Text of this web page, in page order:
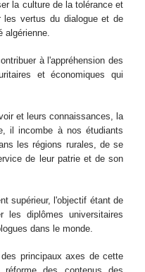
la culture de la tolérance et
les vertus du dialogue et de
algérienne.
à l'appréhension des
et économiques qui
et leurs connaissances, la
il incombe à nos étudiants
les régions rurales, de se
de leur patrie et de son
supérieur, l'objectif étant de
les diplômes universitaires
dans le monde.
principaux axes de cette